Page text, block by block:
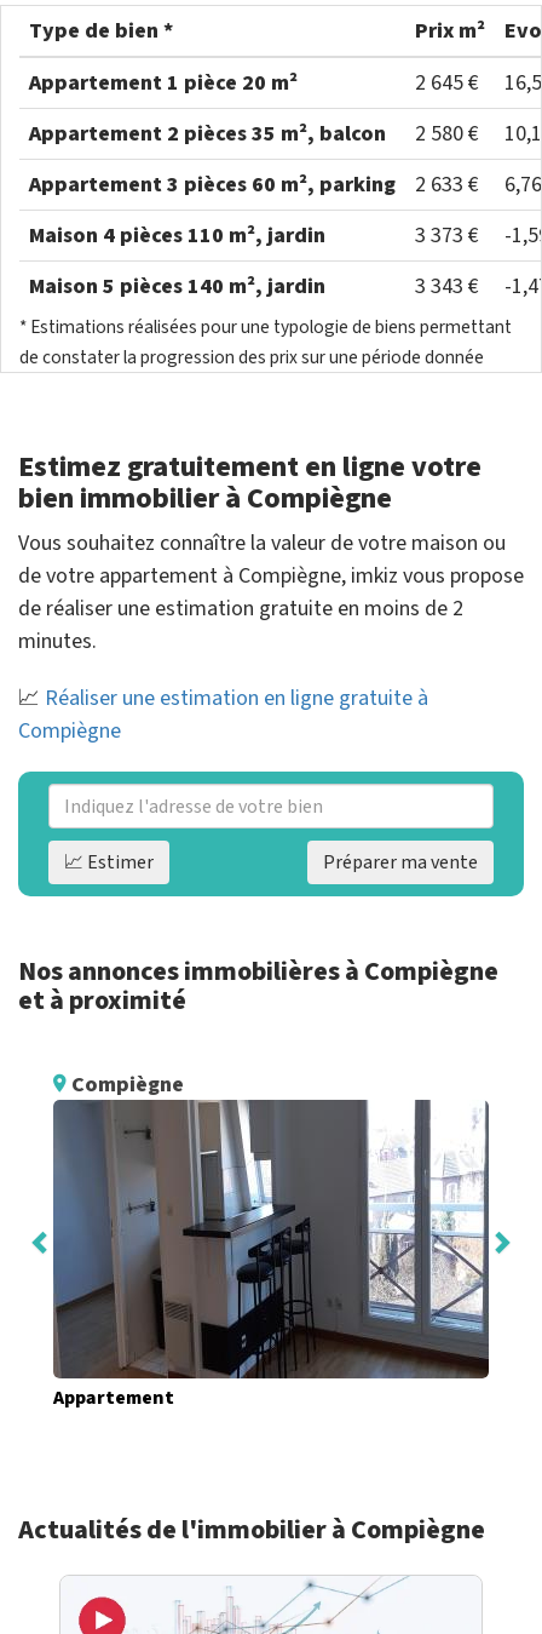
Type de bien * Prix m²
Appartement 1 pièce 20 m²
2 645 €
Appartement 2 pièces 35 m², balcon
2 580 €
Appartement 3 pièces 60 m², parking
2 633 €
Maison 4 pièces 110 m², jardin
3 373 €
-
Maison 5 pièces 140 m², jardin
3 343 € -
* Estimations réalisées pour une typologie de biens permettant
de constater la progression des prix sur une période donnée
Estimez gratuitement en ligne votre
bien immobilier à Compiègne
Vous souhaitez connaître la valeur de votre maison ou
de votre appartement à Compiègne, imkiz vous propose
de réaliser une estimation gratuite en moins de 2
minutes.
📈 Réaliser une estimation en ligne gratuite à
Compiègne
📈 Estimer Préparer ma vente
Nos annonces immobilières à Compiègne
et à proximité
Compiègne
Appartement
Actualités de l'immobilier à Compiègne